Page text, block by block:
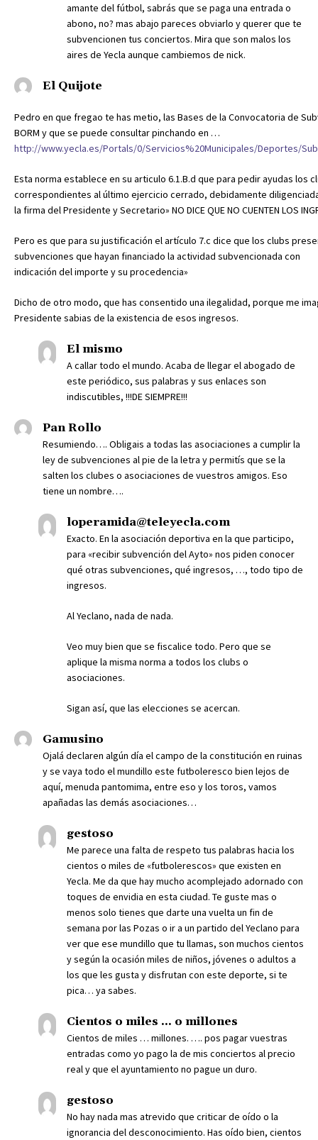
amante del fútbol, sabrás que se paga una entrada o
abono, no? mas abajo pareces obviarlo y querer que te
subvencionen tus conciertos. Mira que son malos los
aires de Yecla aunque cambiemos de nick.
El Quijote
Pedro en que fregao te has metio, las Bases de la Convocatoria de
BORM y que se puede consultar pinchando en …
http://www.yecla.es/Portals/0/Servicios%20Municipales/Deportes/
Esta norma establece en su articulo 6.1.B.d que para pedir ayudas los
correspondientes al último ejercicio cerrado, debidamente
la firma del Presidente y Secretario» NO DICE QUE NO CUENTEN LOS
Pero es que para su justificación el artículo 7.c dice que los clubs
subvenciones que hayan financiado la actividad subvencionada con
indicación del importe y su procedencia»
Dicho de otro modo, que has consentido una ilegalidad, porque me
Presidente sabias de la existencia de esos ingresos.
El mismo
A callar todo el mundo. Acaba de llegar el abogado de
este periódico, sus palabras y sus enlaces son
indiscutibles, !!!DE SIEMPRE!!!
Pan Rollo
Resumiendo…. Obligais a todas las asociaciones a cumplir la
ley de subvenciones al pie de la letra y permitís que se la
salten los clubes o asociaciones de vuestros amigos. Eso
tiene un nombre….
loperamida@teleyecla.com
Exacto. En la asociación deportiva en la que participo,
para «recibir subvención del Ayto» nos piden conocer
qué otras subvenciones, qué ingresos, …, todo tipo de
ingresos.
Al Yeclano, nada de nada.
Veo muy bien que se fiscalice todo. Pero que se
aplique la misma norma a todos los clubs o
asociaciones.
Sigan así, que las elecciones se acercan.
Gamusino
Ojalá declaren algún día el campo de la constitución en ruinas
y se vaya todo el mundillo este futboleresco bien lejos de
aquí, menuda pantomima, entre eso y los toros, vamos
apañadas las demás asociaciones…
gestoso
Me parece una falta de respeto tus palabras hacia los
cientos o miles de «futbolerescos» que existen en
Yecla. Me da que hay mucho acomplejado adornado con
toques de envidia en esta ciudad. Te guste mas o
menos solo tienes que darte una vuelta un fin de
semana por las Pozas o ir a un partido del Yeclano para
ver que ese mundillo que tu llamas, son muchos cientos
y según la ocasión miles de niños, jóvenes o adultos a
los que les gusta y disfrutan con este deporte, si te
pica… ya sabes.
Cientos o miles ... o millones
Cientos de miles … millones. …. pos pagar vuestras
entradas como yo pago la de mis conciertos al precio
real y que el ayuntamiento no pague un duro.
gestoso
No hay nada mas atrevido que criticar de oído o la
ignorancia del desconocimiento. Has oído bien, cientos